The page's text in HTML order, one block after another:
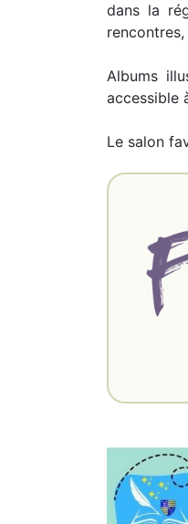
dans la
Albums
accessible
Le salon